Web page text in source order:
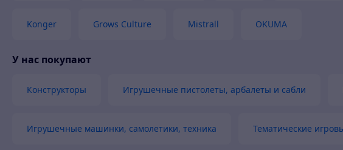
Konger Grows Culture Mistrall OKUMA
У нас покупают
Конструкторы Игрушечные пистолеты, арбалеты и сабли
Игрушечные машинки, самолетики, техника Тематические